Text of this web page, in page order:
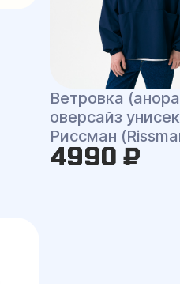
Ветровка
оверсайз
Риссман
4990 ₽